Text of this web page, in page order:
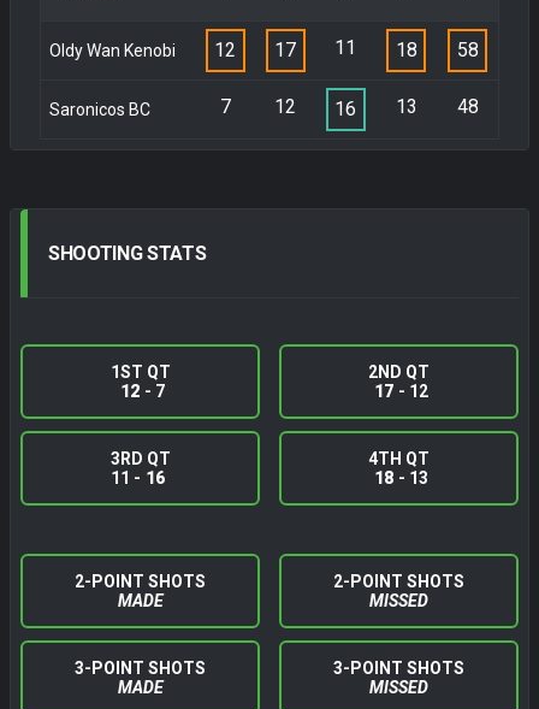
Oldy Wan Kenobi 12 17 11 18 58
Saronicos BC 7 12 16 13 48
SHOOTINGSTATS
1ST QT
12 - 7
2ND QT
17 - 12
3RD QT
11 - 16
4TH QT
18 - 13
2-POINT SHOTS
MADE
2-POINT SHOTS
MISSED
3-POINT SHOTS
MADE
3-POINT SHOTS
MISSED